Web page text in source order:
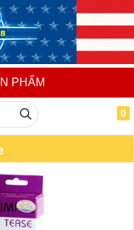
PHẨM
0